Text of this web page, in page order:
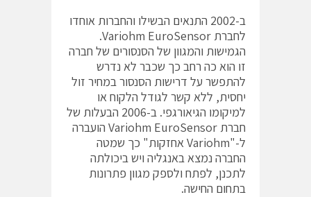
ב-2002 התנאים הבשילו והחברות אוחדו
לחברת Variohm EuroSensor.
הגמישות והמגוון של הסנסורים של חברה
זו הוא כה רחב כך שכבר לא נדרש
להתפשר על דרישות הסנסור במחיר זול
יחסית, ללא קשר לגודל הלקוח או
למיקומו הגיאורגפי. ב-2006 הבעלות של
חברת Variohm EuroSensor הועברה
ל-"Variohm אחזקות" כך שמטה
החברה נמצא באנגליה ויש ביכולתה
לתכנן, לפתח ולספק מגוון פתרונות
בתחום החישה.